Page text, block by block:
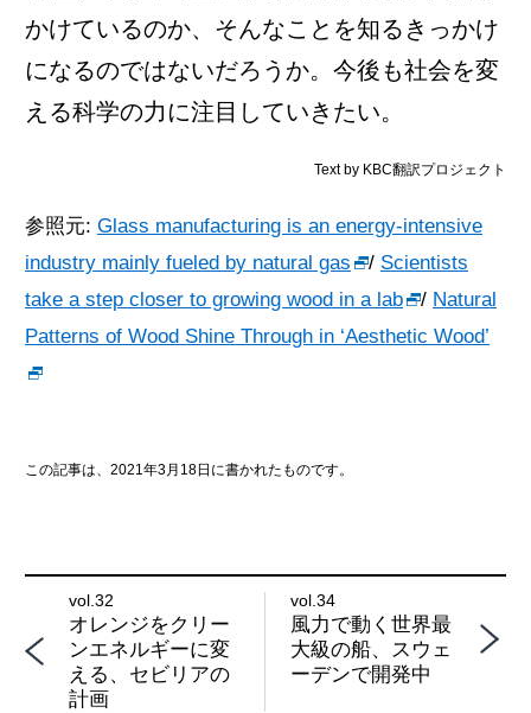
かけているのか、そんなことを知るきっかけ
になるのではないだろうか。今後も社会を変
える科学の力に注目していきたい。
Text by KBC翻訳プロジェクト
参照元: Glass manufacturing is an energy-intensive
industry mainly fueled by natural gas
/ Scientists
take a step closer to growing wood in a lab
/ Natural
Patterns of Wood Shine Through in ‘Aesthetic Wood’
この記事は、2021年3月18日に書かれたものです。
vol.32
オレンジをクリー
ンエネルギーに変
える、セビリアの
計画
vol.34
風力で動く世界最
大級の船、スウェ
ーデンで開発中